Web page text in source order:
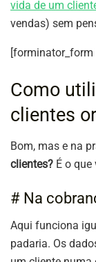
vida de um
vendas) sem
[forminator_form
Como
clientes
Bom, mas e na
clientes? É o que
# Na
Aqui funciona
padaria. Os